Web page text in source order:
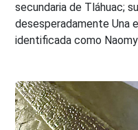
secundaria de Tláhuac;
desesperadamente Una
identificada como